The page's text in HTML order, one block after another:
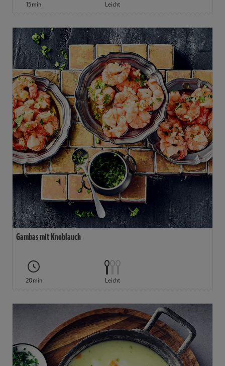
15min Leicht
Gambas mit Knoblauch
20min Leicht